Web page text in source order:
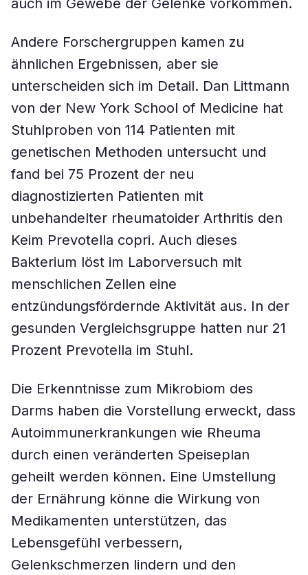
auch im Gewebe der Gelenke vorkommen.
Andere Forschergruppen kamen zu
ähnlichen Ergebnissen, aber sie
unterscheiden sich im Detail. Dan Littmann
von der New York School of Medicine hat
Stuhlproben von 114 Patienten mit
genetischen Methoden untersucht und
fand bei 75 Prozent der neu
diagnostizierten Patienten mit
unbehandelter rheumatoider Arthritis den
Keim Prevotella copri. Auch dieses
Bakterium löst im Laborversuch mit
menschlichen Zellen eine
entzündungsfördernde Aktivität aus. In der
gesunden Vergleichsgruppe hatten nur 21
Prozent Prevotella im Stuhl.
Die Erkenntnisse zum Mikrobiom des
Darms haben die Vorstellung erweckt, dass
Autoimmunerkrankungen wie Rheuma
durch einen veränderten Speiseplan
geheilt werden können. Eine Umstellung
der Ernährung könne die Wirkung von
Medikamenten unterstützen, das
Lebensgefühl verbessern,
Gelenkschmerzen lindern und den